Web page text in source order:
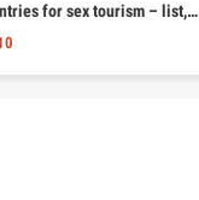
for sex tourism – list,…